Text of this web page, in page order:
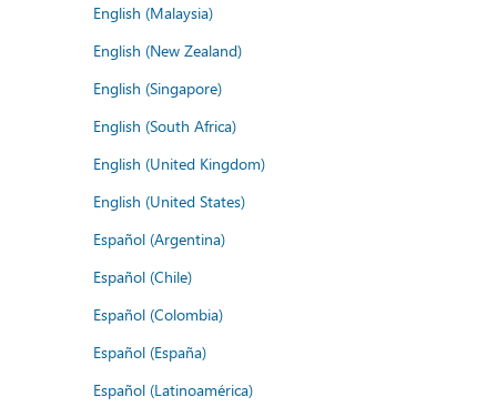
English (Malaysia)
English (New Zealand)
English (Singapore)
English (South Africa)
English (United Kingdom)
English (United States)
Español (Argentina)
Español (Chile)
Español (Colombia)
Español (España)
Español (Latinoamérica)